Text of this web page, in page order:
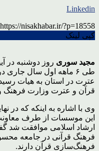
Linkedin
https://nisakhabar.ir/?p=18558
کپی لینک
مجید سوری روز دوشنبه در
عترت در استان به هیات
قرآن و عترت وزارت فرهنگ
وی با اشاره به اینکه که در
این موسسات از طرف
ارشاد اسلامی موافقت شد
فرهنگ قرآنی در جامعه
فرهنگ‌سازی قرآن دارند.